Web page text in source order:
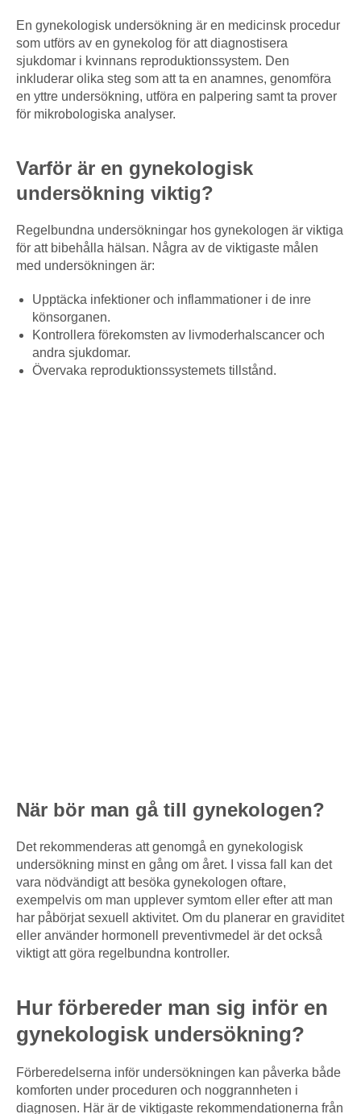
En gynekologisk undersökning är en medicinsk procedur
som utförs av en gynekolog för att diagnostisera
sjukdomar i kvinnans reproduktionssystem. Den
inkluderar olika steg som att ta en anamnes, genomföra
en yttre undersökning, utföra en palpering samt ta prover
för mikrobologiska analyser.
Varför är en gynekologisk
undersökning viktig?
Regelbundna undersökningar hos gynekologen är viktiga
för att bibehålla hälsan. Några av de viktigaste målen
med undersökningen är:
Upptäcka infektioner och inflammationer i de inre
könsorganen.
Kontrollera förekomsten av livmoderhalscancer och
andra sjukdomar.
Övervaka reproduktionssystemets tillstånd.
När bör man gå till gynekologen?
Det rekommenderas att genomgå en gynekologisk
undersökning minst en gång om året. I vissa fall kan det
vara nödvändigt att besöka gynekologen oftare,
exempelvis om man upplever symtom eller efter att man
har påbörjat sexuell aktivitet. Om du planerar en graviditet
eller använder hormonell preventivmedel är det också
viktigt att göra regelbundna kontroller.
Hur förbereder man sig inför en
gynekologisk undersökning?
Förberedelserna inför undersökningen kan påverka både
komforten under proceduren och noggrannheten i
diagnosen. Här är de viktigaste rekommendationerna från